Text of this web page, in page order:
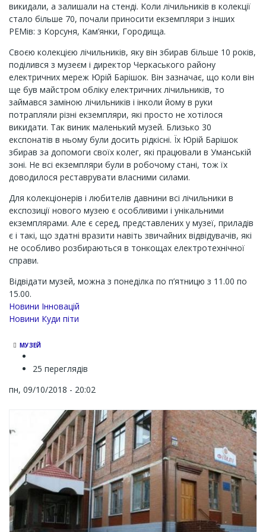
викидали, а залишали на стенді. Коли лічильників в колекції
стало більше 70, почали приносити екземпляри з інших
РЕМів: з Корсуня, Кам’янки, Городища.
Своєю колекцією лічильників, яку він збирав більше 10 років,
поділився з музеєм і директор Черкаського району
електричних мереж Юрій Барішок. Він зазначає, що коли він
ще був майстром обліку електричних лічильників, то
займався заміною лічильників і інколи йому в руки
потрапляли різні екземпляри, які просто не хотілося
викидати. Так виник маленький музей. Близько 30
експонатів в ньому були досить рідкісні. Їх Юрій Барішок
збирав за допомоги своїх колег, які працювали в Уманській
зоні. Не всі екземпляри були в робочому стані, тож їх
доводилося реставрувати власними силами.
Для колекціонерів і любителів давнини всі лічильники в
експозиції нового музею є особливими і унікальними
екземплярами. Але є серед, представлених у музеї, приладів
є і такі, що здатні вразити навіть звичайних відвідувачів, які
не особливо розбираються в тонкощах електротехнічної
справи.
Відвідати музей, можна з понеділка по п’ятницю з 11.00 по
15.00.
Новини Інновацій
Новини Куди піти
МУЗЕЙ
25 переглядів
пн, 09/10/2018 - 20:02